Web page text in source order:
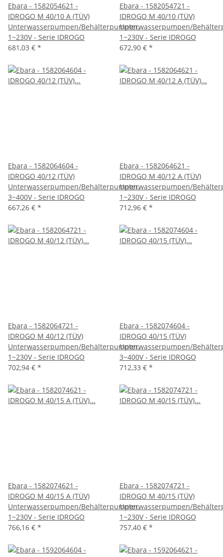
Ebara - 1582054621 -
IDROGO M 40/10 A (TÜV)
Unterwasserpumpen/Behälterpumpen,
1~230V - Serie IDROGO
681,03 € *
Ebara - 1582054721 -
IDROGO M 40/10 (TÜV)
Unterwasserpumpen/
1~230V - Serie IDROGO
672,90 € *
Ebara - 1582064604 -
IDROGO 40/12 (TÜV)
Unterwasserpumpen/Behälterpumpen,
3~400V - Serie IDROGO
667,26 € *
Ebara - 1582064621 -
IDROGO M 40/12 A (TÜV)
Unterwasserpumpen/
1~230V - Serie IDROGO
712,96 € *
Ebara - 1582064721 -
IDROGO M 40/12 (TÜV)
Unterwasserpumpen/Behälterpumpen,
1~230V - Serie IDROGO
702,94 € *
Ebara - 1582074604 -
IDROGO 40/15 (TÜV)
Unterwasserpumpen/
3~400V - Serie IDROGO
712,33 € *
Ebara - 1582074621 -
IDROGO M 40/15 A (TÜV)
Unterwasserpumpen/Behälterpumpen,
1~230V - Serie IDROGO
766,16 € *
Ebara - 1582074721 -
IDROGO M 40/15 (TÜV)
Unterwasserpumpen/
1~230V - Serie IDROGO
757,40 € *